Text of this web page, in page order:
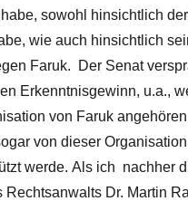
sowohl hinsichtlich
wie auch hinsichtlich
Faruk. Der Senat
Erkenntnisgewinn, u.a.,
von Faruk
von dieser
werde. Als ich nachher
Rechtsanwalts Dr. Martin